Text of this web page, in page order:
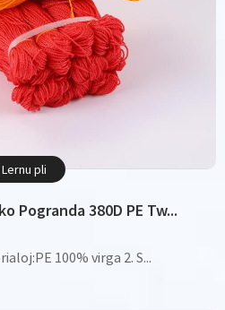
Pogranda 380D PE Tw...
100% virga 2. S...
Lernu pli